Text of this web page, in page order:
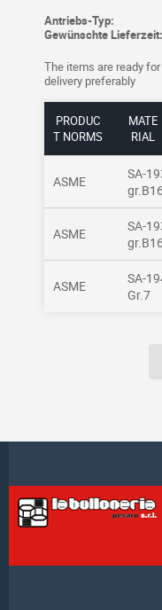
Antriebs-Typ:
Gewünschte Lieferzeit:
The items are ready
delivery preferably
PRODUC
T NORMS
MATE
RIAL
ASME
SA-
gr.B16
ASME
SA-
gr.B16
ASME
SA-
Gr.7